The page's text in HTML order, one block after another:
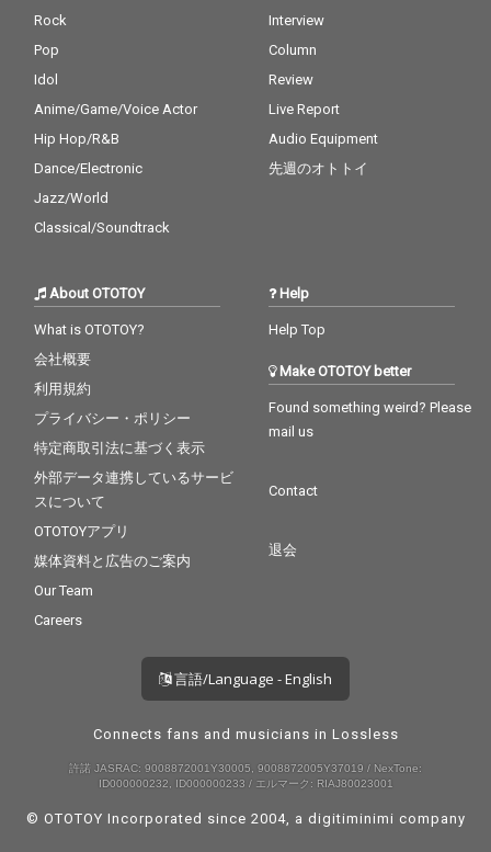
Rock
Pop
Idol
Anime/Game/Voice Actor
Hip Hop/R&B
Dance/Electronic
Jazz/World
Classical/Soundtrack
Interview
Column
Review
Live Report
Audio Equipment
先週のオトトイ
About OTOTOY
What is OTOTOY?
会社概要
利用規約
プライバシー・ポリシー
特定商取引法に基づく表示
外部データ連携しているサービ
スについて
OTOTOYアプリ
媒体資料と広告のご案内
Our Team
Careers
Help
Help Top
Make OTOTOY better
Found something weird? Please
mail us
Contact
退会
言語/Language - English
Connects fans and musicians in Lossless
許諾 JASRAC: 9008872001Y30005, 9008872005Y37019 / NexTone:
ID000000232, ID000000233 / エルマーク: RIAJ80023001
© OTOTOY Incorporated since 2004, a digitiminimi company